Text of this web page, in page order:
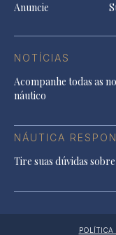
Anuncie
NOTÍCIAS
Acompanhe todas as
náutico
NÁUTICA
Tire suas dúvidas
POLÍTICA